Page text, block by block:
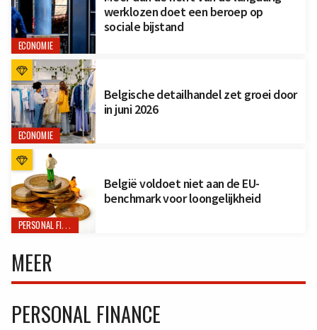
ECONOMIE
werklozen doet een beroep op
sociale bijstand
ECONOMIE
Belgische detailhandel zet groei door
in juni 2026
PERSONAL FINANCE
België voldoet niet aan de EU-
benchmark voor loongelijkheid
MEER
PERSONAL FINANCE